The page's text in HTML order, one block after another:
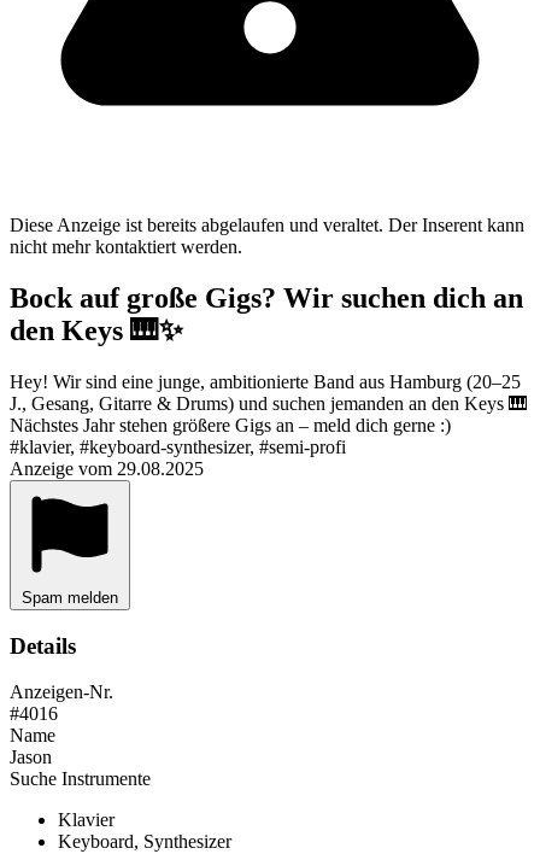
Diese Anzeige ist bereits abgelaufen und veraltet. Der Inserent kann
nicht mehr kontaktiert werden.
Bock auf große Gigs? Wir suchen dich an
den Keys 🎹✨
Hey! Wir sind eine junge, ambitionierte Band aus Hamburg (20–25
J., Gesang, Gitarre & Drums) und suchen jemanden an den Keys 🎹
Nächstes Jahr stehen größere Gigs an – meld dich gerne :)
#klavier, #keyboard-synthesizer, #semi-profi
Anzeige vom 29.08.2025
Spam melden
Details
Anzeigen-Nr.
#4016
Name
Jason
Suche Instrumente
Klavier
Keyboard, Synthesizer